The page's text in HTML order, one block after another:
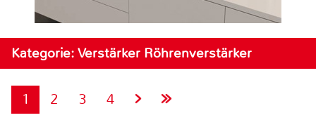
Kategorie: Verstärker Röhrenverstärker
1 2 3 4